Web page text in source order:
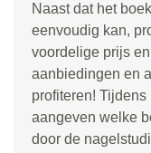
Naast dat het
eenvoudig kan,
voordelige prijs
aanbiedingen en
profiteren!
aangeven welke
door de